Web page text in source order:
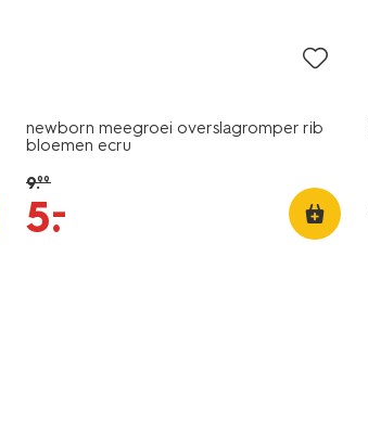
newborn meegroei overslagromper rib
bloemen ecru
9.99
5.
–